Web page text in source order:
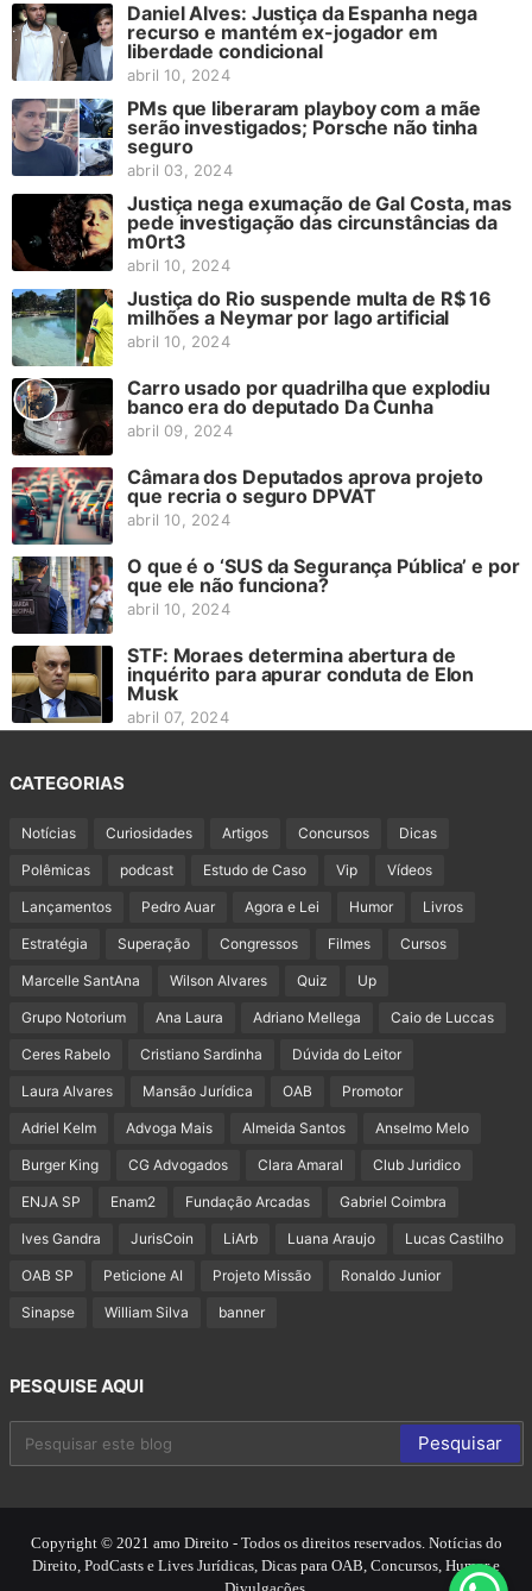
Daniel Alves: Justiça da Espanha nega
recurso e mantém ex-jogador em
liberdade condicional
abril 10, 2024
PMs que liberaram playboy com a mãe
serão investigados; Porsche não tinha
seguro
abril 03, 2024
Justiça nega exumação de Gal Costa, mas
pede investigação das circunstâncias da
m0rt3
abril 10, 2024
Justiça do Rio suspende multa de R$ 16
milhões a Neymar por lago artificial
abril 10, 2024
Carro usado por quadrilha que explodiu
banco era do deputado Da Cunha
abril 09, 2024
Câmara dos Deputados aprova projeto
que recria o seguro DPVAT
abril 10, 2024
O que é o ‘SUS da Segurança Pública’ e por
que ele não funciona?
abril 10, 2024
STF: Moraes determina abertura de
inquérito para apurar conduta de Elon
Musk
abril 07, 2024
CATEGORIAS
Notícias Curiosidades Artigos Concursos Dicas
Polêmicas podcast Estudo de Caso Vip Vídeos
Lançamentos Pedro Auar Agora e Lei Humor Livros
Estratégia Superação Congressos Filmes Cursos
Marcelle SantAna Wilson Alvares Quiz Up
Grupo Notorium Ana Laura Adriano Mellega Caio de Luccas
Ceres Rabelo Cristiano Sardinha Dúvida do Leitor
Laura Alvares Mansão Jurídica OAB Promotor
Adriel Kelm Advoga Mais Almeida Santos Anselmo Melo
Burger King CG Advogados Clara Amaral Club Juridico
ENJA SP Enam2 Fundação Arcadas Gabriel Coimbra
Ives Gandra JurisCoin LiArb Luana Araujo Lucas Castilho
OAB SP Peticione AI Projeto Missão Ronaldo Junior
Sinapse William Silva banner
PESQUISE AQUI
Copyright © 2021 amo Direito - Todos os direitos reservados. Notícias do
Direito, PodCasts e Lives Jurídicas, Dicas para OAB, Concursos, Humor e